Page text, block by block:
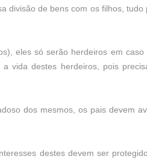
divisão de bens com os filhos, tudo
eles só serão herdeiros em
vida destes herdeiros, pois
dos mesmos, os pais devem
destes devem ser